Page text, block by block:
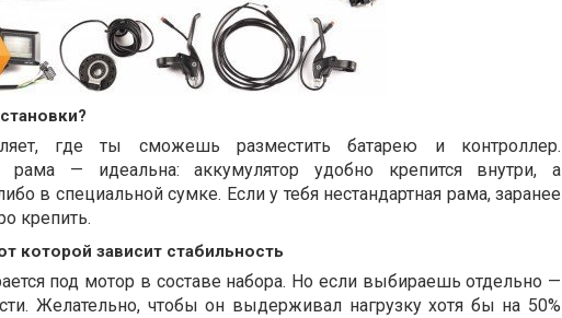
где ты сможешь разместить батарею и контроллер.
рама — идеальна: аккумулятор удобно крепится внутри, а
в специальной сумке. Если у тебя нестандартная рама, заранее
крепить.
которой зависит стабильность
под мотор в составе набора. Но если выбираешь отдельно —
Желательно, чтобы он выдерживал нагрузку хотя бы на 50%